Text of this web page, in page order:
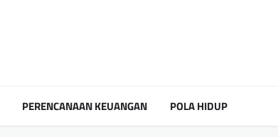
PERENCANAAN KEUANGAN POLA HIDUP